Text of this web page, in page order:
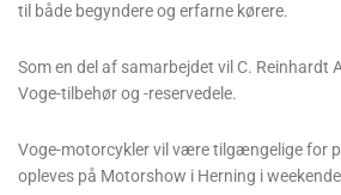
til både begyndere og erfarne kørere.
Som en del af samarbejdet vil C.
Voge-tilbehør og -reservedele.
Voge-motorcykler vil være tilgængelige for
opleves på Motorshow i Herning i